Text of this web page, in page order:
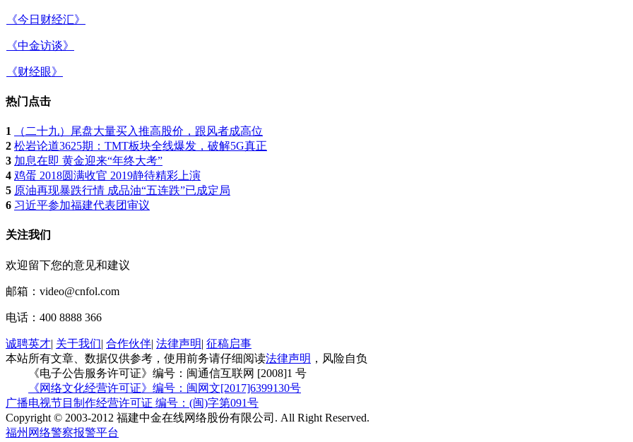
《今日财经汇》
《中金访谈》
《财经眼》
热门点击
1
（二十九）尾盘大量买入推高股价，跟风者成高位
2 松岩论道3625期：TMT板块全线爆发，破解5G真正
3 加息在即 黄金迎来“年终大考”
4 鸡蛋 2018圆满收官 2019静待精彩上演
5 原油再现暴跌行情 成品油“五连跌”已成定局
6 习近平参加福建代表团审议
关注我们
欢迎留下您的意见和建议
邮箱：video@cnfol.com
电话：400 8888 366
诚聘英才| 关于我们| 合作伙伴| 法律声明| 征稿启事
本站所有文章、数据仅供参考，使用前务请仔细阅读法律声明 ，风险自负
《电子公告服务许可证》编号：闽通信互联网 [2008]1 号
《网络文化经营许可证》编号：闽网文[2017]6399130号
广播电视节目制作经营许可证 编号：(闽)字第091号
Copyright © 2003-2012 福建中金在线网络股份有限公司. All Right Reserved.
福州网络警察报警平台